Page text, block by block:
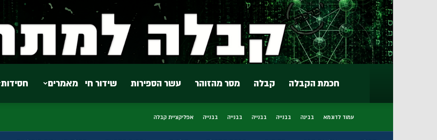
חסידות מאמרים שידור חי עשר הספירות מסר מהזוהר קבלה חכמת הקבלה
עמוד לדוגמא בבינה בבנייה בבנייה בבנייה בבנייה אפליקציית קבלה